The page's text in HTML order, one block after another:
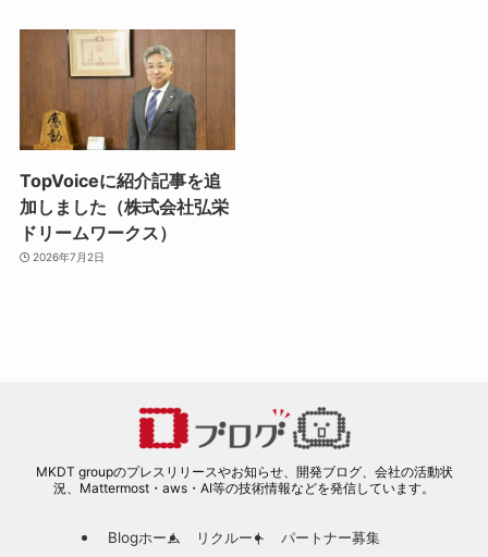
TopVoiceに紹介記事を追
加しました（株式会社弘栄
ドリームワークス）
2026年7月2日
MKDT groupのプレスリリースやお知らせ、開発ブログ、会社の活動状
況、Mattermost・aws・AI等の技術情報などを発信しています。
Blogホーム リクルート パートナー募集